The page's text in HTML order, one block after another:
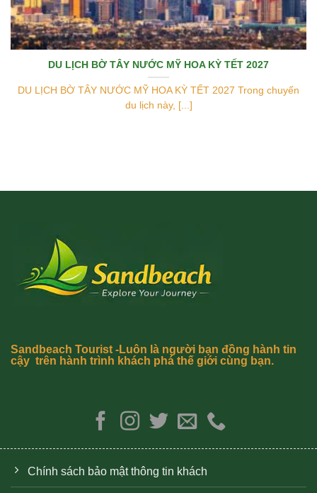
DU LỊCH BỜ TÂY NƯỚC MỸ HOA KỲ TẾT 2027
DU LỊCH BỜ TÂY NƯỚC MỸ HOA KỲ TẾT 2027 Trong chuyến
du lịch này, [...]
Sandbeach Tourist -Luôn là người bạn đồng hành tin
cậy trên hành trình khách phá thế giới cùng bạn.
Chính sách bảo mật thông tin khách